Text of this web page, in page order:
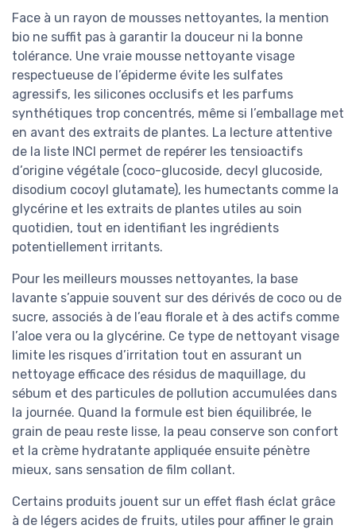
Face à un rayon de mousses nettoyantes, la mention
bio ne suffit pas à garantir la douceur ni la bonne
tolérance. Une vraie mousse nettoyante visage
respectueuse de l’épiderme évite les sulfates
agressifs, les silicones occlusifs et les parfums
synthétiques trop concentrés, même si l’emballage met
en avant des extraits de plantes. La lecture attentive
de la liste INCI permet de repérer les tensioactifs
d’origine végétale (coco-glucoside, decyl glucoside,
disodium cocoyl glutamate), les humectants comme la
glycérine et les extraits de plantes utiles au soin
quotidien, tout en identifiant les ingrédients
potentiellement irritants.
Pour les meilleurs mousses nettoyantes, la base
lavante s’appuie souvent sur des dérivés de coco ou de
sucre, associés à de l’eau florale et à des actifs comme
l’aloe vera ou la glycérine. Ce type de nettoyant visage
limite les risques d’irritation tout en assurant un
nettoyage efficace des résidus de maquillage, du
sébum et des particules de pollution accumulées dans
la journée. Quand la formule est bien équilibrée, le
grain de peau reste lisse, la peau conserve son confort
et la crème hydratante appliquée ensuite pénètre
mieux, sans sensation de film collant.
Certains produits jouent sur un effet flash éclat grâce
à de légers acides de fruits, utiles pour affiner le grain